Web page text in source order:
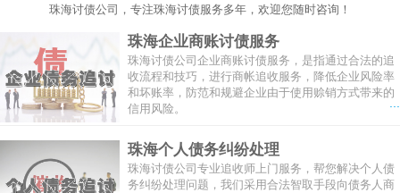
珠海讨债公司，专注珠海讨债服务多年，欢迎您随时咨询！
珠海企业商账讨债服务
珠海讨债公司企业商账讨债服务，是指通过合法的追
收流程和技巧，进行商帐追收服务，降低企业风险率
和坏账率，防范和规避企业由于使用赊销方式带来的
信用风险。
...
珠海个人债务纠纷处理
珠海讨债公司专业追收师上门服务，帮您解决个人债
务纠纷处理问题，我们采用合法智取手段向债务人商